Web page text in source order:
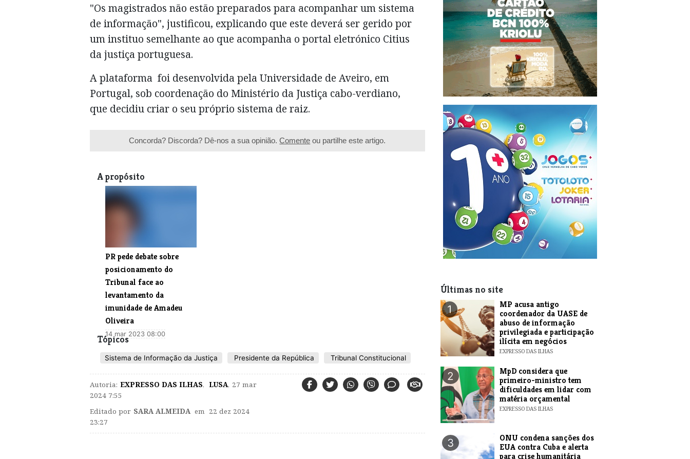
"Os magistrados não estão preparados para acompanhar um sistema
de informação", justificou, explicando que este deverá ser gerido por
um instituo semelhante ao que acompanha o portal eletrónico Citius
da justiça portuguesa.
A plataforma foi desenvolvida pela Universidade de Aveiro, em
Portugal, sob coordenação do Ministério da Justiça cabo-verdiano,
que decidiu criar o seu próprio sistema de raiz.
Concorda? Discorda? Dê-nos a sua opinião.Comente ou partilhe este artigo.
A propósito
PR pede debate sobre
posicionamento do
Tribunal face ao
levantamento da
imunidade de Amadeu
Oliveira
14 mar 2023 08:00
Tópicos
Sistema de Informação da Justiça Presidente da República Tribunal Constitucional
Autoria: EXPRESSO DAS ILHAS, LUSA, 27 mar
2024 7:55
Editado por SARA ALMEIDA em 22 dez 2024
23:27
Últimas no site
1
MP acusa antigo
coordenador da UASE de
abuso de informação
privilegiada e participação
ilícita em negócios
EXPRESSO DAS ILHAS
2
MpD considera que
primeiro-ministro tem
dificuldades em lidar com
matéria orçamental
EXPRESSO DAS ILHAS
3
ONU condena sanções dos
EUA contra Cuba e alerta
para crise humanitária